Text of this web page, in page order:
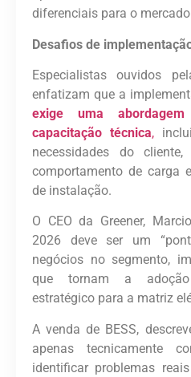
diferenciais para o
Desafios de
Especialistas ouvidos
enfatizam que a
exige uma
capacitação técnica,
necessidades do
comportamento de carga
de instalação.
O CEO da Greener,
2026 deve ser um
negócios no segmento,
que tornam a adoção
estratégico para a matriz
A venda de BESS,
apenas tecnicamente
identificar problemas